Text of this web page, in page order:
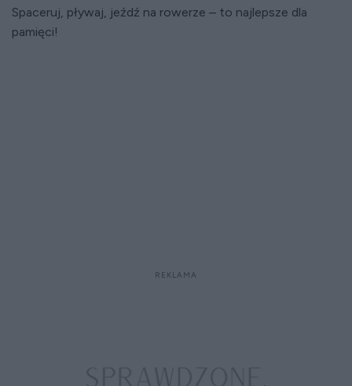
Spaceruj, pływaj, jeźdź na rowerze – to najlepsze dla
pamięci!